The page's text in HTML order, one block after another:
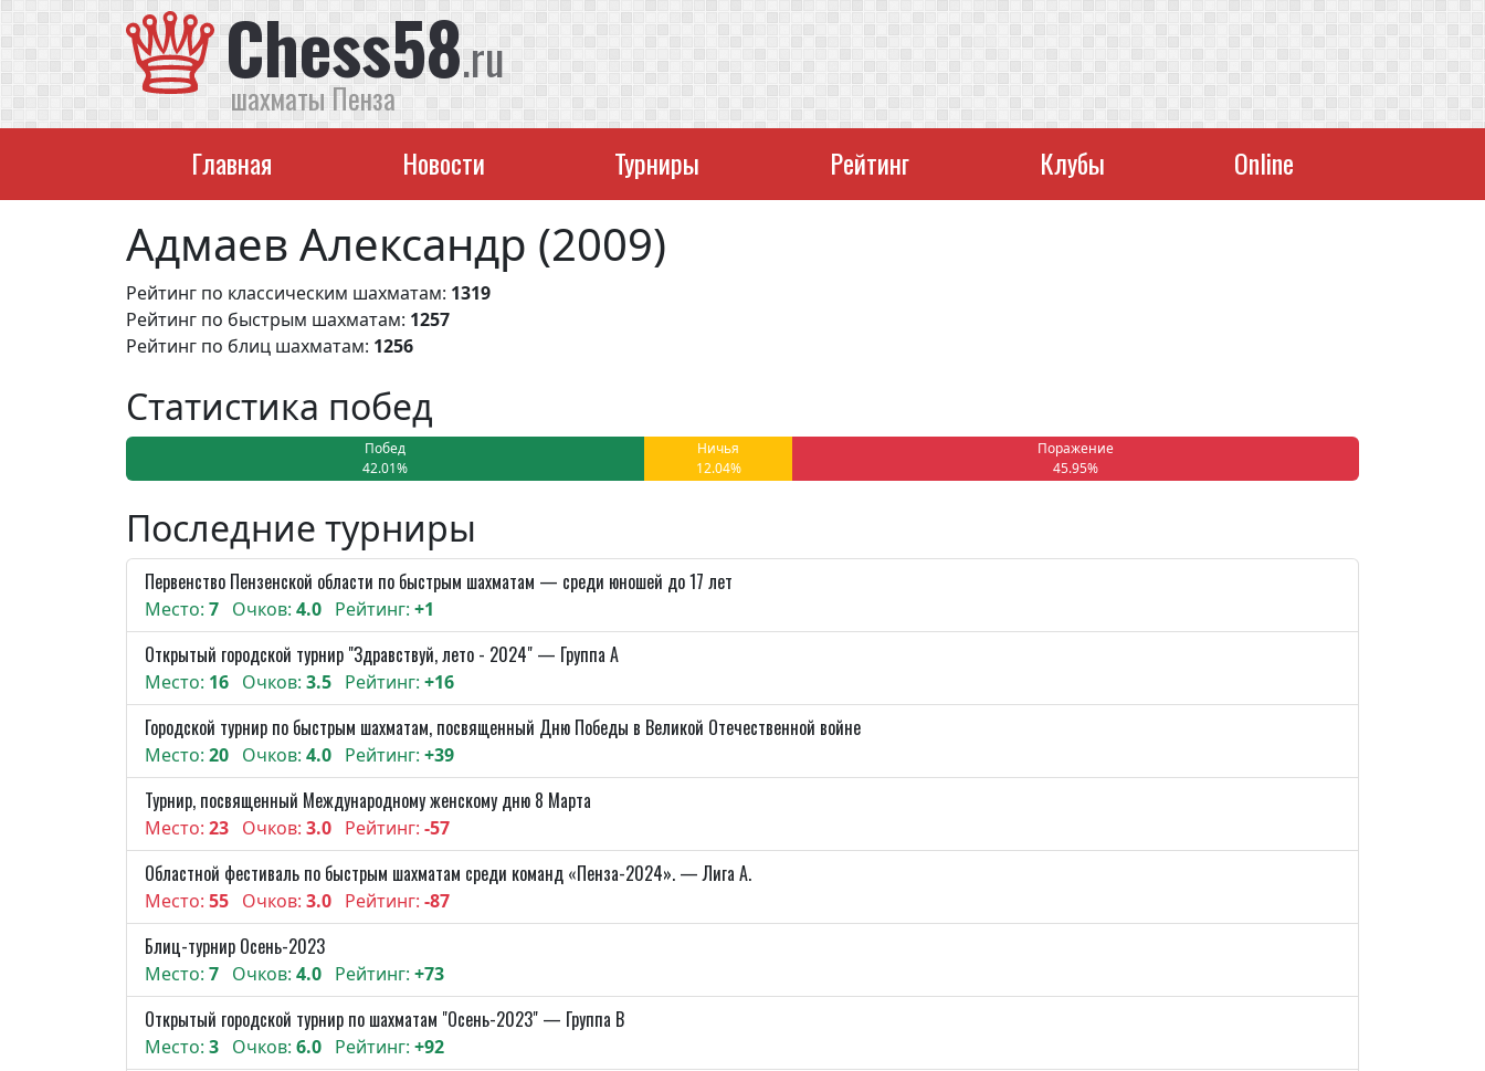
Chess58.ru
шахматы Пенза
Главная Новости Турниры Рейтинг Клубы Online
Адмаев Александр (2009)
Рейтинг по классическим шахматам: 1319
Рейтинг по быстрым шахматам: 1257
Рейтинг по блиц шахматам: 1256
Статистика побед
Побед
42.01%
Ничья
12.04%
Поражение
45.95%
Последние турниры
Первенство Пензенской области по быстрым шахматам — среди юношей до 17 лет
Место: 7 Очков: 4.0 Рейтинг: +1
Открытый городской турнир "Здравствуй, лето - 2024" — Группа A
Место: 16 Очков: 3.5 Рейтинг: +16
Городской турнир по быстрым шахматам, посвященный Дню Победы в Великой Отечественной войне
Место: 20 Очков: 4.0 Рейтинг: +39
Турнир, посвященный Международному женскому дню 8 Марта
Место: 23 Очков: 3.0 Рейтинг: -57
Областной фестиваль по быстрым шахматам среди команд «Пенза-2024». — Лига А.
Место: 55 Очков: 3.0 Рейтинг: -87
Блиц-турнир Осень-2023
Место: 7 Очков: 4.0 Рейтинг: +73
Открытый городской турнир по шахматам "Осень-2023" — Группа B
Место: 3 Очков: 6.0 Рейтинг: +92